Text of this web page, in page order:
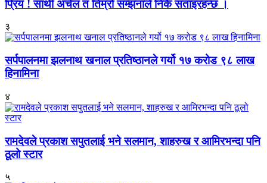
प्रिय ! साथी अचेल त तिम्रो सम्झनाले निकै सताइरहन्छ ।
३
सर्पपालनमा झलनाथ खनाल प्रतिष्ठानले गर्यो १७ करोड ९८ लाख
हिनामिना
४
रामदेवले प्रकाश सपुतलाई भने सलमान, शाहरुख र आमिरभन्दा पनि
ठूलो स्टार
५